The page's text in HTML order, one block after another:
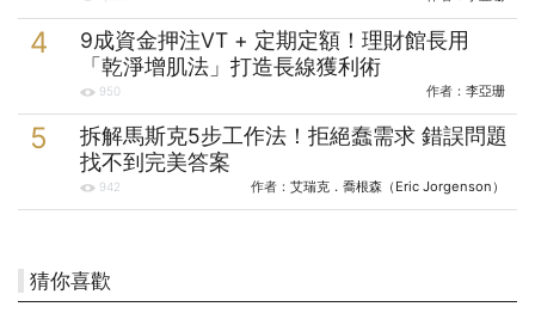
9成資金押注VT + 定期定額！理財館長用
「乾淨增肌法」打造長線獲利術
950 作者： 李亞珊
拆解馬斯克5步工作法！拒絕蠢需求 錯誤問題
找不到完美答案
942 作者： 艾瑞克．喬根森（Eric Jorgenson）
猜你喜歡